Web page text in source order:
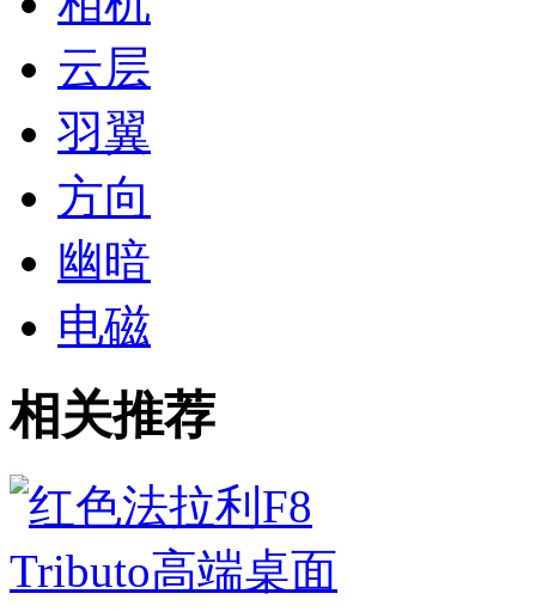
云层
羽翼
方向
幽暗
电磁
相关推荐